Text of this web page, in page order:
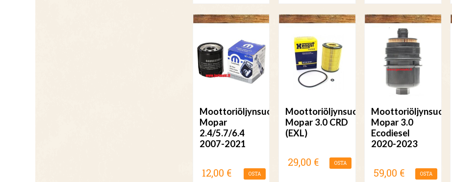
Moottoriöljynsuodatin
Mopar
2.4/5.7/6.4
2007-2021
12,00 € OSTA
Moottoriöljynsuodatin
Mopar 3.0 CRD
(EXL)
29,00 € OSTA
Mopar 3.0
Ecodiesel
2020-2023
59,00 € OSTA